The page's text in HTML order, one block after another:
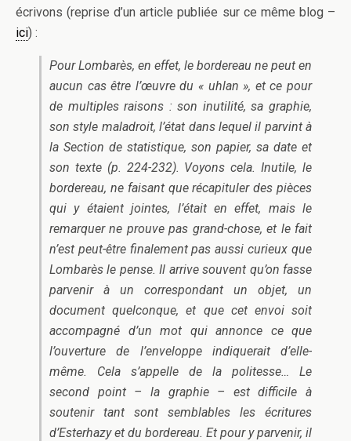
écrivons (reprise d’un article publiée sur ce même blog –
ici) :
Pour Lombarès, en effet, le bordereau ne peut en
aucun cas être l’œuvre du « uhlan », et ce pour
de multiples raisons : son inutilité, sa graphie,
son style maladroit, l’état dans lequel il parvint à
la Section de statistique, son papier, sa date et
son texte (p. 224-232). Voyons cela. Inutile, le
bordereau, ne faisant que récapituler des pièces
qui y étaient jointes, l’était en effet, mais le
remarquer ne prouve pas grand-chose, et le fait
n’est peut-être finalement pas aussi curieux que
Lombarès le pense. Il arrive souvent qu’on fasse
parvenir à un correspondant un objet, un
document quelconque, et que cet envoi soit
accompagné d’un mot qui annonce ce que
l’ouverture de l’enveloppe indiquerait d’elle-
même. Cela s’appelle de la politesse… Le
second point – la graphie – est difficile à
soutenir tant sont semblables les écritures
d’Esterhazy et du bordereau. Et pour y parvenir, il